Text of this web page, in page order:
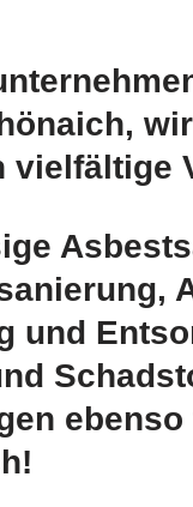
wir
vielfältige
und
ebenso